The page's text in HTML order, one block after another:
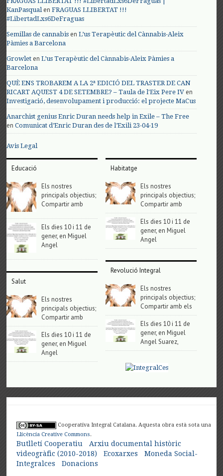
KanPasqualenFRAGUAS LLIBERTAT !!!
#LibertadLxs6DeFraguas
Semillas de cannabis enL’us Terapèutic del Cànnabis-Aleix
Pàmies a Barcelona
Growlet enL’us Terapèutic del Cànnabis-Aleix Pàmies a
Barcelona
QUÈ ENS TROBAREM A LA 2ª EDICIÓ DEL TRASTER DE CAN
RICART AQUEST 4 DE SETEMBRE? – Taula de l'Eix Pere IV en
Investigació, desenvolupament i producció: el projecte MaCus
Anarchist genius Enric Duran needs help in Exile – The Free
enComunicat d’Enric Duran des de l’Exili 23-04-19
Avis Legal
Educació
Els nostres
principals objectius;
Compartir amb
Els dies 10 i 11 de
gener, en Miguel
Angel
Salut
Els nostres
principals objectius;
Compartir amb
Els dies 10 i 11 de
gener, en Miguel
Angel
Habitatge
Els nostres
principals objectius;
Compartir amb
Els dies 10 i 11 de
gener, en Miguel
Angel
Revolució Integral
Els nostres
principals objectius;
Compartir amb els
Els dies 10 i 11 de
gener, en Miguel
Angel Suarez,
Cooperativa Integral Catalana. Aquesta obra està sota una
Llicència Creative Commons.
Butlletí Cooperatiu
Arxiu documental històric
videogràfic (2010-2018)
Ecoxarxes
Moneda Social-
Integralces
Donacions